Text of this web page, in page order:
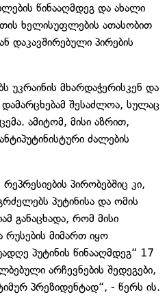
წინააღმდეგ და ახალი
ხელისუფლების ათასობით
დაკავშირებული პირების
უკრაინის მხარდაჭერისკენ და
დამარცხებამ შესაძლოა, სულაც
ამიტომ, მისი აზრით,
ძალების
პირობებშიც კი,
პუტინისა და ომის
განაცხადა, რომ მისი
მიმართ იყო
პუტინის წინააღმდეგ“ 17
არჩევნების შედეგები,
პრეზიდენტად“, - წერს ის.